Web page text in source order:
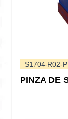
S1704-R02-
PINZA DE